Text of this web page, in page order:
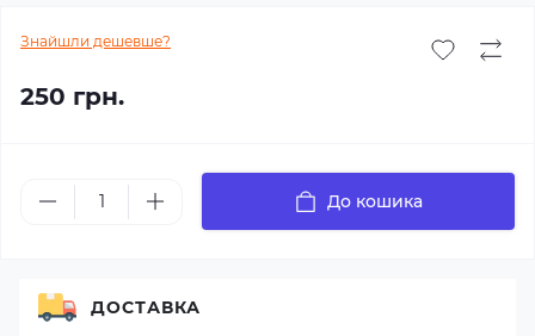
Знайшли дешевше?
250 грн.
До кошика
ДОСТАВКА